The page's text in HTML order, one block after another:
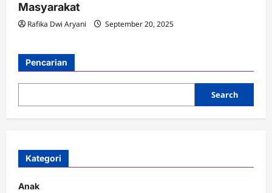
Masyarakat
Rafika Dwi Aryani September 20, 2025
Pencarian
Search
Kategori
Anak